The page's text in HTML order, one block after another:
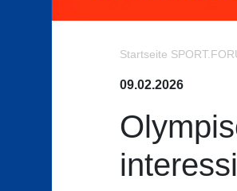
Startseite
09.02.2026